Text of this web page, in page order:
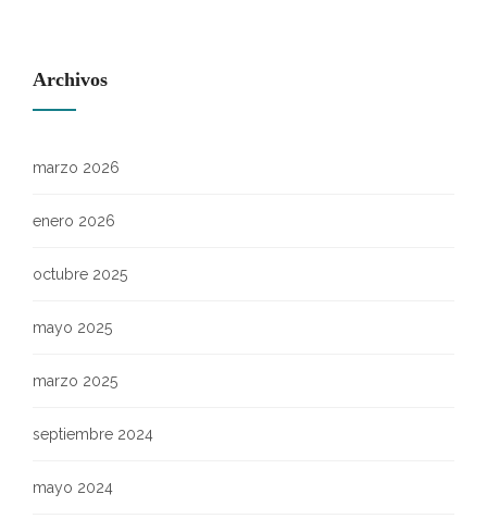
Archivos
marzo 2026
enero 2026
octubre 2025
mayo 2025
marzo 2025
septiembre 2024
mayo 2024